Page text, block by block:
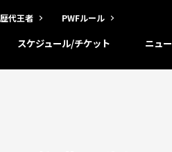
歴代王者 PWFルール
スケジュール/チケット ニュ